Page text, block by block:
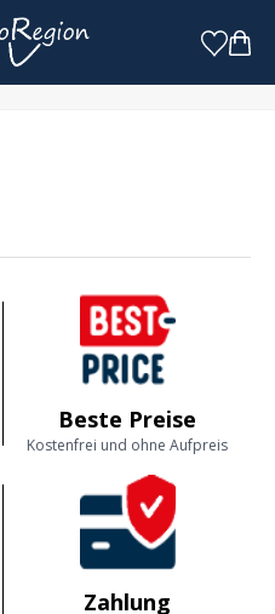
Beste Preise
Kostenfrei und ohne Aufpreis
Zahlung